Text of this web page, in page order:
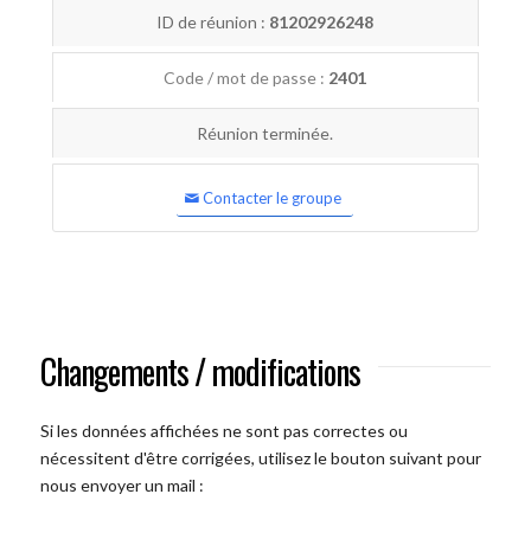
ID de réunion : 81202926248
Code / mot de passe : 2401
Réunion terminée.
Contacter le groupe
Changements / modifications
Si les données affichées ne sont pas correctes ou
nécessitent d'être corrigées, utilisez le bouton suivant pour
nous envoyer un mail :